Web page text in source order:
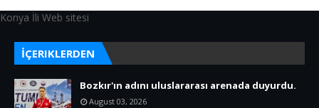
Konya İli Web sitesi
İÇERIKLERDEN
Bozkır'ın adını uluslararası arenada duyurdu.
August 03, 2026